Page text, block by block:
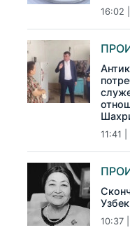
16:02
11:41
10:37